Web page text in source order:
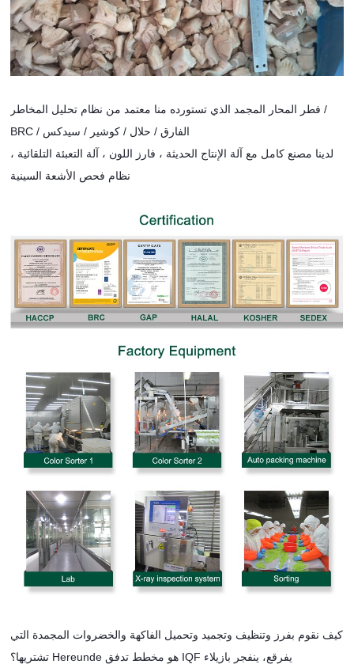
فطر المحار المجمد الذي تستورده منا معتمد من نظام تحليل المخاطر /
BRC / الفارق / حلال / كوشير / سيدكس
لدينا مصنع كامل مع آلة الإنتاج الحديثة ، فارز اللون ، آلة التعبئة التلقائية ،
نظام فحص الأشعة السينية
كيف نقوم بفرز وتنظيف وتجميد وتحميل الفاكهة والخضروات المجمدة التي
تشتريها؟ Hereunde هو مخطط تدفق IQF يفرقع، ينفجر بازيلاء